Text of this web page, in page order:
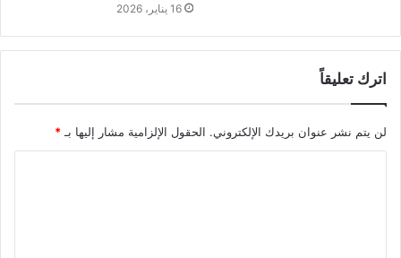
16 يناير، 2026
اترك تعليقاً
لن يتم نشر عنوان بريدك الإلكتروني. الحقول الإلزامية مشار إليها بـ *